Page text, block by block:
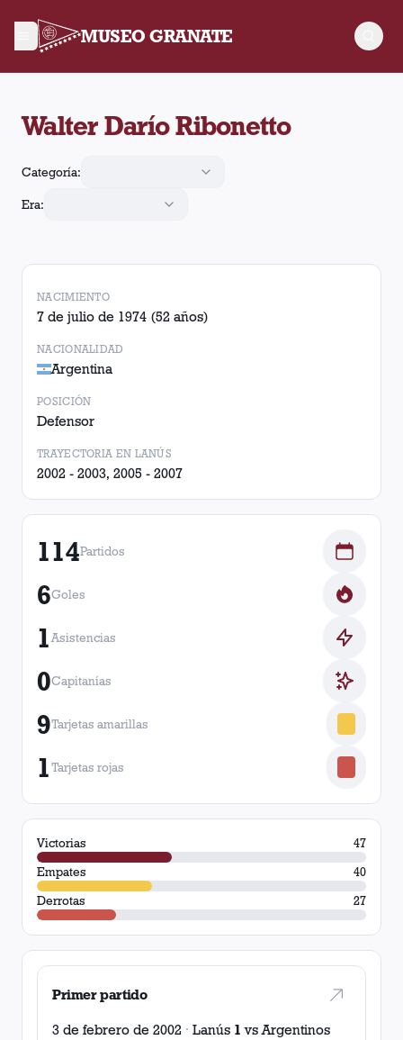
MUSEO GRANATE
Walter Darío Ribonetto
Categoría:
Era:
NACIMIENTO
7 de julio de 1974 (52 años)
NACIONALIDAD
Argentina
POSICIÓN
Defensor
TRAYECTORIA EN LANÚS
2002 - 2003, 2005 - 2007
114Partidos
6Goles
1Asistencias
0Capitanías
9Tarjetas amarillas
1Tarjetas rojas
Victorias
47
Empates
40
Derrotas
27
Primer partido
3 de febrero de 2002 · Lanús 1 vs Argentinos